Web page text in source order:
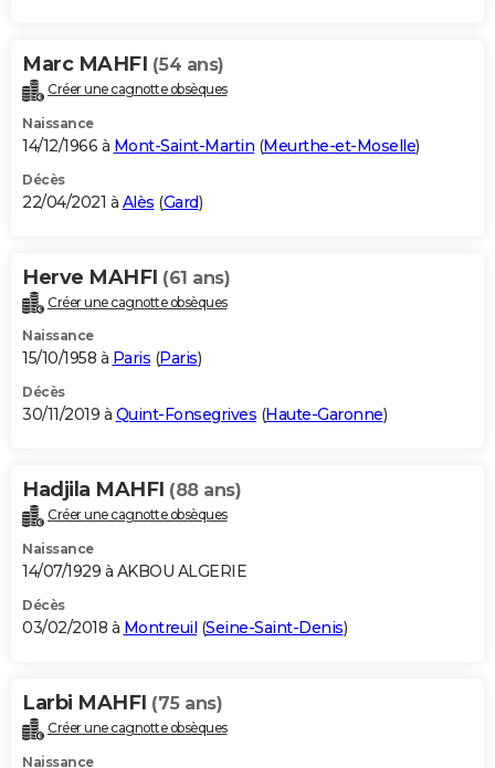
Marc MAHFI (54 ans)
Créer une cagnotte obsèques
Naissance
14/12/1966 à Mont-Saint-Martin (Meurthe-et-Moselle)
Décès
22/04/2021 à Alès (Gard)
Herve MAHFI (61 ans)
Créer une cagnotte obsèques
Naissance
15/10/1958 à Paris (Paris)
Décès
30/11/2019 à Quint-Fonsegrives (Haute-Garonne)
Hadjila MAHFI (88 ans)
Créer une cagnotte obsèques
Naissance
14/07/1929 à AKBOU ALGERIE
Décès
03/02/2018 à Montreuil (Seine-Saint-Denis)
Larbi MAHFI (75 ans)
Créer une cagnotte obsèques
Naissance